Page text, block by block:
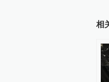
相